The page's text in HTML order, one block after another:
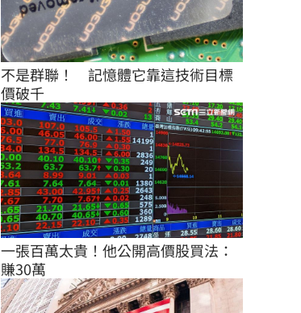
不是群聯！　記憶體它靠這技術目標
價破千
一張百萬太貴！他公開高價股買法：
賺30萬